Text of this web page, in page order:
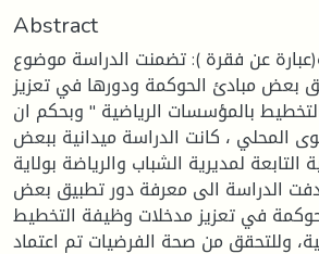
Abstract
عن فقرة ): تضمنت الدراسة موضوع
بعض مبادئ الحوكمة ودورها في تعزيز
بالمؤسسات الرياضية " وبحكم ان
المحلي ، كانت الدراسة ميدانية ببعض
لمديرية الشباب والرياضة بولاية
الدراسة الى معرفة دور تطبيق بعض
في تعزيز مدخلات وظيفة التخطيط
وللتحقق من صحة الفرضيات تم اعتماد